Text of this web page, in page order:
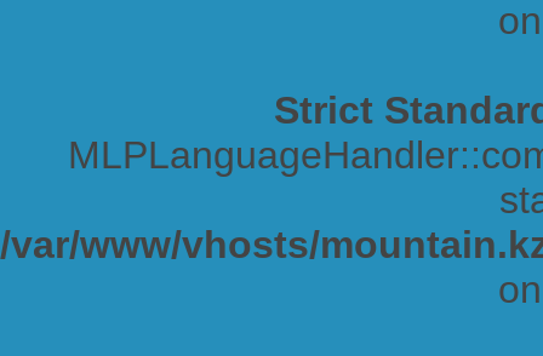
Strict
/var/www/vhosts/